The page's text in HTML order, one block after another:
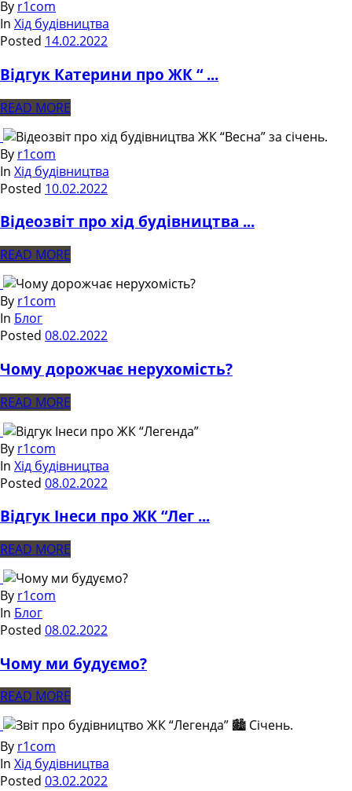
By r1com
In Хід будівництва
Posted 14.02.2022
Відгук Катерини про ЖК “ ...
READ MORE
By r1com
In Хід будівництва
Posted 10.02.2022
Відеозвіт про хід будівництва ...
READ MORE
By r1com
In Блог
Posted 08.02.2022
Чому дорожчає нерухомість?
READ MORE
By r1com
In Хід будівництва
Posted 08.02.2022
Відгук Інеси про ЖК “Лег ...
READ MORE
By r1com
In Блог
Posted 08.02.2022
Чому ми будуємо?
READ MORE
By r1com
In Хід будівництва
Posted 03.02.2022